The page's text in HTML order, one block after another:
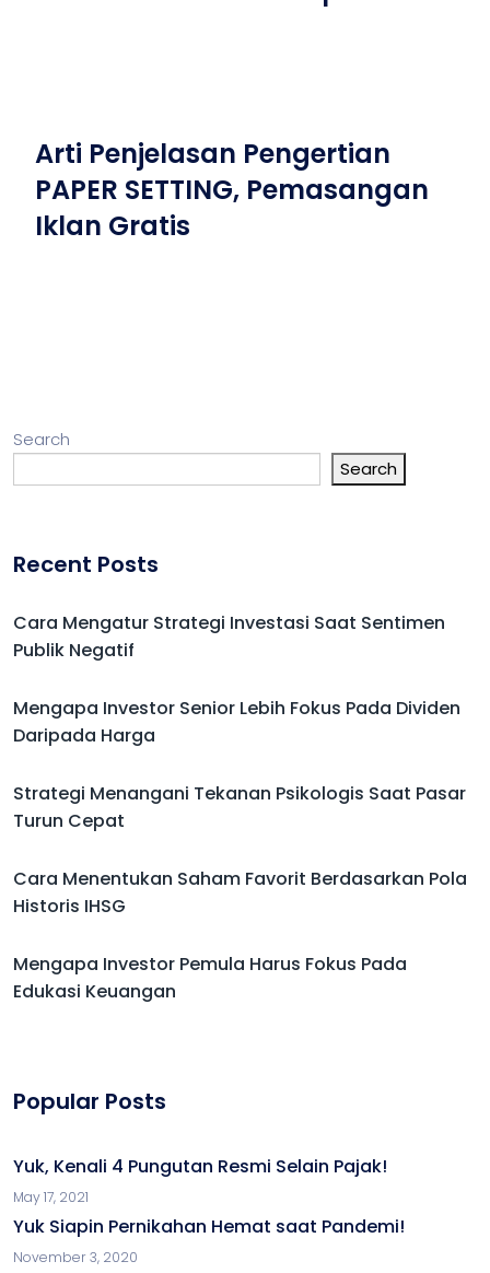
Arti Penjelasan Pengertian
PAPER SETTING, Pemasangan
Iklan Gratis
Search
Search
Recent Posts
Cara Mengatur Strategi Investasi Saat Sentimen
Publik Negatif
Mengapa Investor Senior Lebih Fokus Pada Dividen
Daripada Harga
Strategi Menangani Tekanan Psikologis Saat Pasar
Turun Cepat
Cara Menentukan Saham Favorit Berdasarkan Pola
Historis IHSG
Mengapa Investor Pemula Harus Fokus Pada
Edukasi Keuangan
Popular Posts
Yuk, Kenali 4 Pungutan Resmi Selain Pajak!
May 17, 2021
Yuk Siapin Pernikahan Hemat saat Pandemi!
November 3, 2020